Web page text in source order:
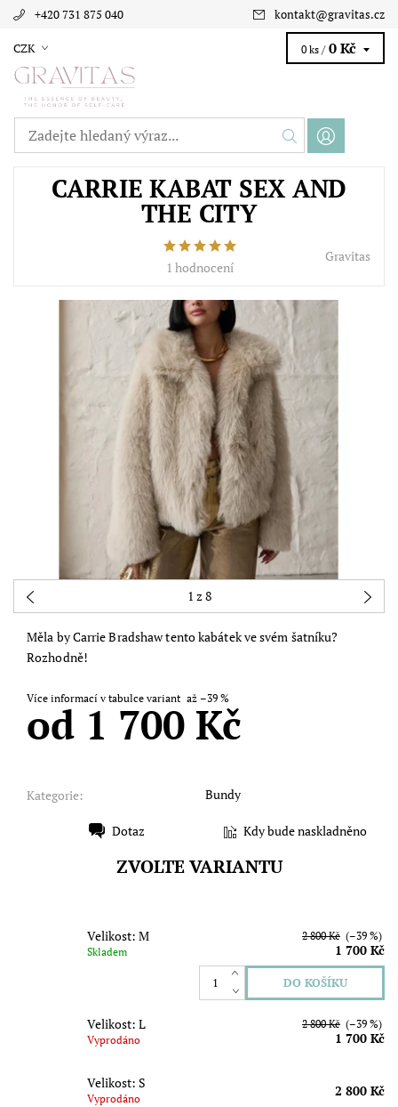
+420 731 875 040 kontakt@gravitas.cz
CZK 0 ks / 0 Kč
CARRIE KABAT SEX AND
THE CITY
1 hodnocení
Gravitas
1 z 8
Měla by Carrie Bradshaw tento kabátek ve svém šatníku?
Rozhodně!
Více informací v tabulce variant až –39 %
od 1 700 Kč
Kategorie: Bundy
Dotaz Kdy bude naskladněno
ZVOLTE VARIANTU
Velikost: M
Skladem
2 800 Kč (–39 %)
1 700 Kč
Velikost: L
Vyprodáno
2 800 Kč (–39 %)
1 700 Kč
Velikost: S
Vyprodáno 2 800 Kč